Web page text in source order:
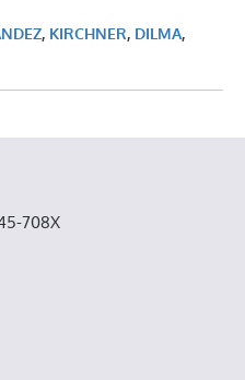
, KIRCHNER, DILMA,
708X